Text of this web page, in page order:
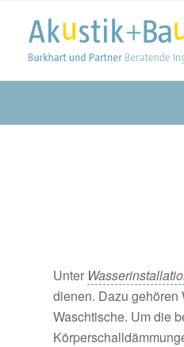
Unter
dienen. Dazu
Waschtische. Um die